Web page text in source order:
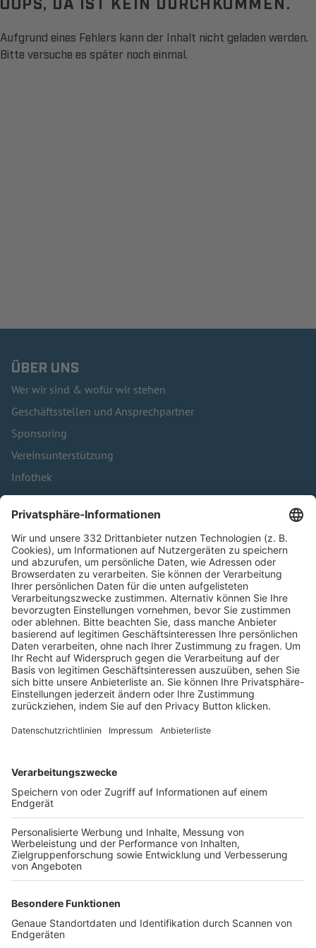
Aufgrund eines Fehlers kann der Inhalt nicht geladen werden.
Bitte versuche es später noch einmal.
ÜBER UNS
Wer wir sind & wofür wir stehen
Geschäftsstellen und Ansprechpartner
Sponsoring
Vereinsunterstützung
Infothek
Kontakt
HÄUFIG BESUCHTE SEITEN
Pässe und Vereinswechsel
Trainerausbildung
Schulungsangebot Vereinsmitarbeiter
BFV-Geschäftsstellen
Trainerbörse
Login SpielPlus
FOLGE DEM BFV
TOP-VEREINE
TOP-PARTNER